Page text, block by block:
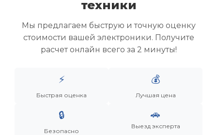
Скупка ноутбуков
Скупка игровых ноутбуков
Скупка рабочих ноутбуков
Скупка старых ноутбуков (б/у)
Скупка роутеров и сетевого оборудования
техники
Мы предлагаем быструю и точную оценку
стоимости вашей электроники. Получите
расчет онлайн всего за 2 минуты!
⚡
Быстрая оценка
💰
Лучшая цена
🔒
Безопасно
🚗
Выезд эксперта